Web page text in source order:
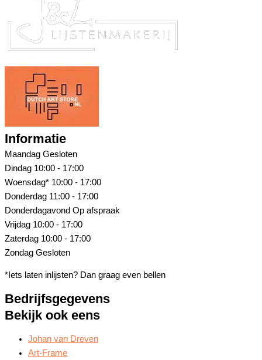
Informatie
Maandag Gesloten
Dindag 10:00 - 17:00
Woensdag* 10:00 - 17:00
Donderdag 11:00 - 17:00
Donderdagavond Op afspraak
Vrijdag 10:00 - 17:00
Zaterdag 10:00 - 17:00
Zondag Gesloten
*Iets laten inlijsten? Dan graag even bellen
Bedrijfsgegevens
Bekijk ook eens
Johan van Dreven
Art-Frame